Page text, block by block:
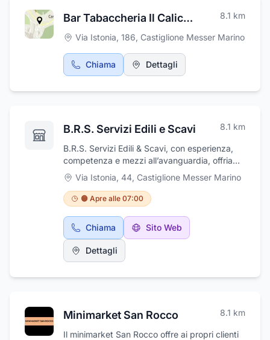
Bar Tabaccheria Il Calice di Colacillo Gian Luca 8.1 km
Via Istonia, 186, Castiglione Messer Marino
Chiama Dettagli
B.R.S. Servizi Edili e Scavi 8.1 km
B.R.S. Servizi Edili & Scavi, con esperienza,
competenza e mezzi all’avanguardia, offriamo
soluzioni su misura per privati, imprese e
pubblica amministrazione.Ci occupiamo
di:Scavi e demolizioniRealizzazione di
fondazioni e strutture in cemento
armatoUrbanizzazioni e sottofondi
stradaliLavori edili civili e
industrialiGarantiamo affidabilità, puntualità e
massima sicurezza in ogni intervento.
professionalità.
Via Istonia, 44, Castiglione Messer Marino
🟠 Apre alle 07:00
Chiama Sito Web
Dettagli
Minimarket San Rocco 8.1 km
Il minimarket San Rocco offre ai propri clienti